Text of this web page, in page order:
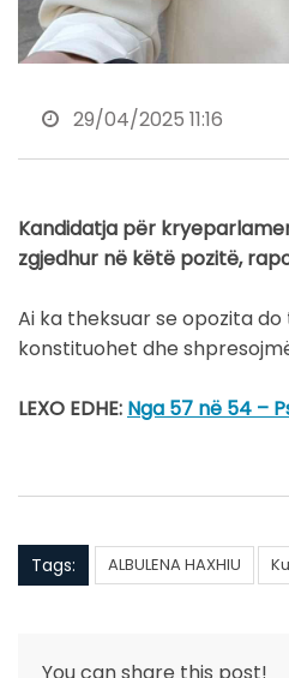
29/04/2025 11:16
Kandidatja për
zgjedhur në këtë pozitë,
Ai ka theksuar se opozita
konstituohet dhe
LEXO EDHE: Nga 57 në 54 –
Tags: ALBULENA HAXHIU